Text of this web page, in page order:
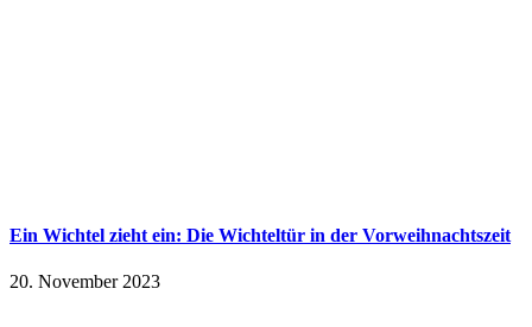
Ein Wichtel zieht ein: Die Wichteltür in der Vorweihnachtszeit
20. November 2023